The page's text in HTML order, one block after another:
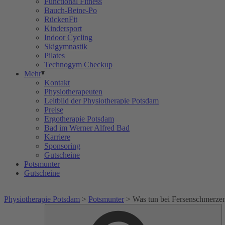
Bauch-Beine-Po
RückenFit
Kindersport
Indoor Cycling
Skigymnastik
Pilates
Technogym Checkup
Mehr
Kontakt
Physiotherapeuten
Leitbild der Physiotherapie Potsdam
Preise
Ergotherapie Potsdam
Bad im Werner Alfred Bad
Karriere
Sponsoring
Gutscheine
Potsmunter
Gutscheine
Physiotherapie Potsdam > Potsmunter > Was tun bei